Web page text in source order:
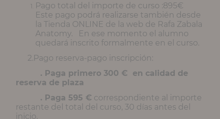
Pago total del importe de curso :895€
Este pago podrá realizarse también desde
la Tienda ONLINE de la web de Rafa Zabala
Anatomy. En ese momento el alumno
quedará inscrito formalmente en el curso.
2.Pago reserva-pago inscripción:
. Paga primero 300 € en calidad de
reserva de plaza
. Paga 595 € correspondiente al importe
restante del total del curso, 30 días antes del
inicio.